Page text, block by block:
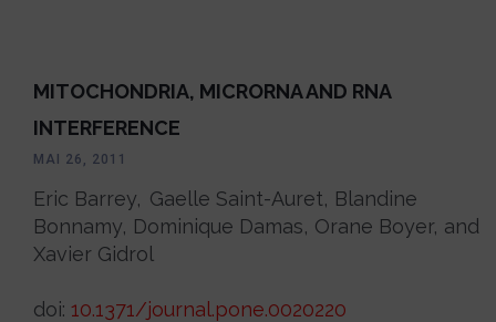
MITOCHONDRIA, MICRORNA AND RNA
INTERFERENCE
MAI 26, 2011
Eric Barrey, Gaelle Saint-Auret, Blandine
Bonnamy, Dominique Damas, Orane Boyer, and
Xavier Gidrol
doi: 10.1371/journal.pone.0020220